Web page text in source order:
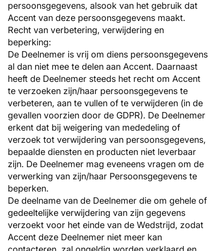
persoonsgegevens, alsook van het gebruik dat
Accent van deze persoonsgegevens maakt.
Recht van verbetering, verwijdering en
beperking:
De Deelnemer is vrij om diens persoonsgegevens
al dan niet mee te delen aan Accent. Daarnaast
heeft de Deelnemer steeds het recht om Accent
te verzoeken zijn/haar persoonsgegevens te
verbeteren, aan te vullen of te verwijderen (in de
gevallen voorzien door de GDPR). De Deelnemer
erkent dat bij weigering van mededeling of
verzoek tot verwijdering van persoonsgegevens,
bepaalde diensten en producten niet leverbaar
zijn. De Deelnemer mag eveneens vragen om de
verwerking van zijn/haar Persoonsgegevens te
beperken.
De deelname van de Deelnemer die om gehele of
gedeeltelijke verwijdering van zijn gegevens
verzoekt voor het einde van de Wedstrijd, zodat
Accent deze Deelnemer niet meer kan